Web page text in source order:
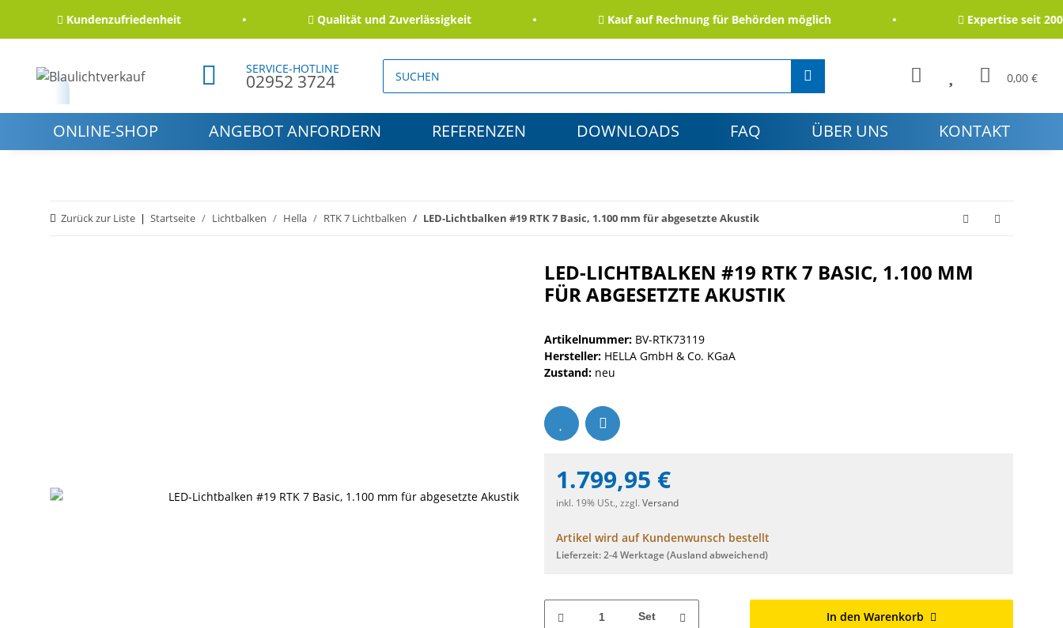
Kundenzufriedenheit Qualität und Zuverlässigkeit Kauf auf Rechnung für Behörden möglich Expertise seit 2006
SERVICE-HOTLINE
02952 3724 0,00 €
ONLINE-SHOP ANGEBOT ANFORDERN REFERENZEN DOWNLOADS FAQ ÜBER UNS KONTAKT
Zurück zur Liste Startseite Lichtbalken Hella RTK 7 Lichtbalken LED-Lichtbalken #19 RTK 7 Basic, 1.100 mm für abgesetzte Akustik
LED-LICHTBALKEN #19 RTK 7 BASIC, 1.100 MM
FÜR ABGESETZTE AKUSTIK
Artikelnummer: BV-RTK73119
Hersteller: HELLA GmbH & Co. KGaA
Zustand: neu
1.799,95 €
inkl. 19% USt., zzgl. Versand
Artikel wird auf Kundenwunsch bestellt
Lieferzeit:2-4 Werktage(Ausland abweichend)
Set In den Warenkorb